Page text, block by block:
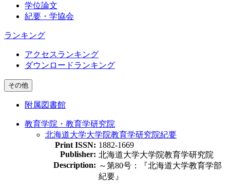
学位論文
紀要・学協会
ランキング
アクセスランキング
ダウンロードランキング
その他
附属図書館
教育学院・教育学研究院
北海道大学大学院教育学研究院紀要
Print ISSN: 1882-1669
Publisher: 北海道大学大学院教育学研究院
Description: ～第80号：『北海道大学教育学部
紀要』